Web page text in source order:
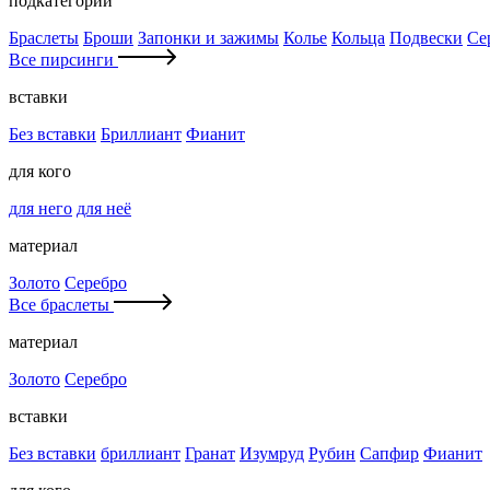
Браслеты Броши Запонки и зажимы Колье Кольца Подвески
Все пирсинги
вставки
Без вставки Бриллиант Фианит
для кого
для него для неё
материал
Золото Серебро
Все браслеты
материал
Золото Серебро
вставки
Без вставки бриллиант Гранат Изумруд Рубин Сапфир Фианит